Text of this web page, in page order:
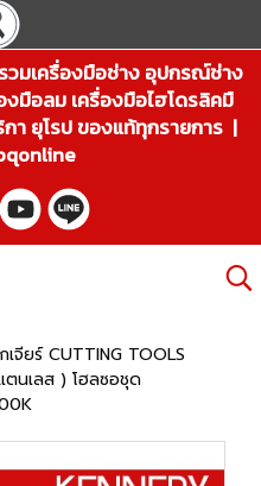
วมเครื่องมือช่าง อุปกรณ์ช่าง
มือลม เครื่องมือไฮโดรลิคมื
า ยุโรป ของแท้ทุกรายการ |
ยร์ CUTTING TOOLS
ตนเลส ) โฮลซอชุด